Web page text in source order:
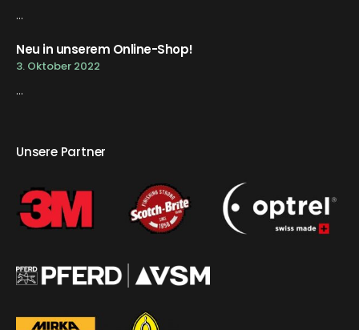
...
Neu in unserem Online-Shop!
3. Oktober 2022
...
Unsere Partner